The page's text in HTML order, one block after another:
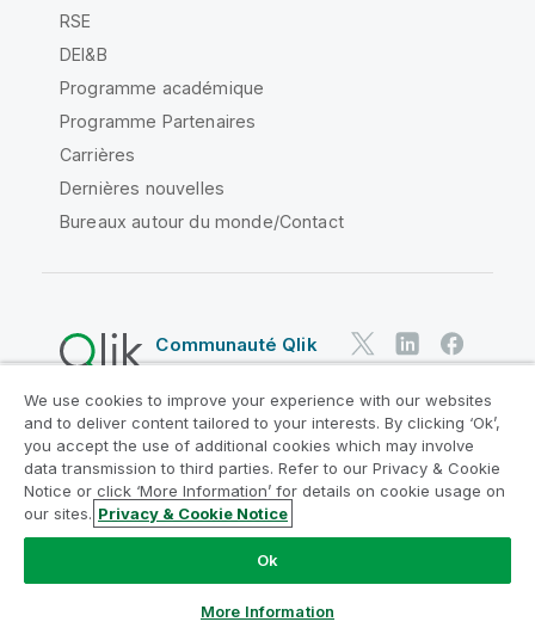
RSE
DEI&B
Programme académique
Programme Partenaires
Carrières
Dernières nouvelles
Bureaux autour du monde/Contact
Communauté Qlik
Contrats juridiques
Conditions d'utilisation des produits
Legal Policies
Conditions légales
Conditions d'utilisation
Marques
Do Not Share My Info
Copyright © 1993-2026 QlikTech International AB. Tous
We use cookies to improve your experience with our websites
and to deliver content tailored to your interests. By clicking ‘Ok’,
you accept the use of additional cookies which may involve
data transmission to third parties. Refer to our Privacy & Cookie
Notice or click ‘More Information’ for details on cookie usage on
our sites. Privacy & Cookie Notice
Ok
More Information